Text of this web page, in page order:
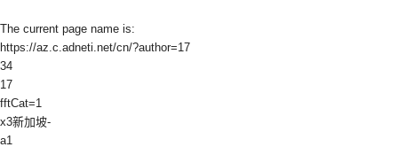
The current page name is:
https://az.c.adneti.net/cn/?author=17
34
17
fftCat=1
x3新加坡-
a1